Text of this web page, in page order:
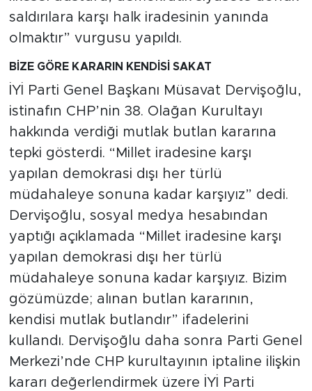
saldırılara karşı halk iradesinin yanında
olmaktır” vurgusu yapıldı.
BİZE GÖRE KARARIN KENDİSİ SAKAT
İYİ Parti Genel Başkanı Müsavat Dervişoğlu,
istinafın CHP’nin 38. Olağan Kurultayı
hakkında verdiği mutlak butlan kararına
tepki gösterdi. “Millet iradesine karşı
yapılan demokrasi dışı her türlü
müdahaleye sonuna kadar karşıyız” dedi.
Dervişoğlu, sosyal medya hesabından
yaptığı açıklamada “Millet iradesine karşı
yapılan demokrasi dışı her türlü
müdahaleye sonuna kadar karşıyız. Bizim
gözümüzde; alınan butlan kararının,
kendisi mutlak butlandır” ifadelerini
kullandı. Dervişoğlu daha sonra Parti Genel
Merkezi’nde CHP kurultayının iptaline ilişkin
kararı değerlendirmek üzere İYİ Parti